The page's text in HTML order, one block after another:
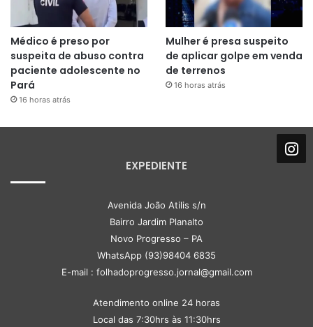
Médico é preso por
suspeita de abuso contra
paciente adolescente no
Pará
16 horas atrás
Mulher é presa suspeito
de aplicar golpe em venda
de terrenos
16 horas atrás
EXPEDIENTE
Avenida João Atilis s/n
Bairro Jardim Planalto
Novo Progresso – PA
WhatsApp (93)98404 6835
E-mail : folhadoprogresso.jornal@gmail.com
Atendimento online 24 horas
Local das 7:30hrs às 11:30hrs